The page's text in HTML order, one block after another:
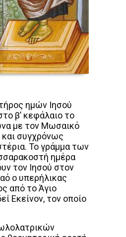
ημών Ιησού
β’ κεφάλαιο το
με τον Μωσαικό
και συγχρόνως
Το γράμμα των
ημέρα
τον Ιησού στον
ο υπερήλικας
από το Άγιο
Εκείνον, τον οποίο